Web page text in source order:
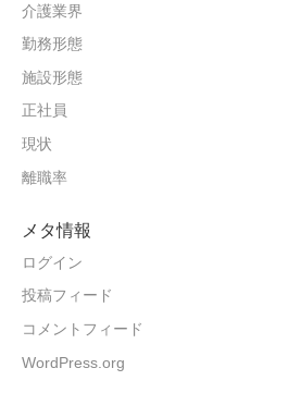
介護業界
勤務形態
施設形態
正社員
現状
離職率
メタ情報
ログイン
投稿フィード
コメントフィード
WordPress.org